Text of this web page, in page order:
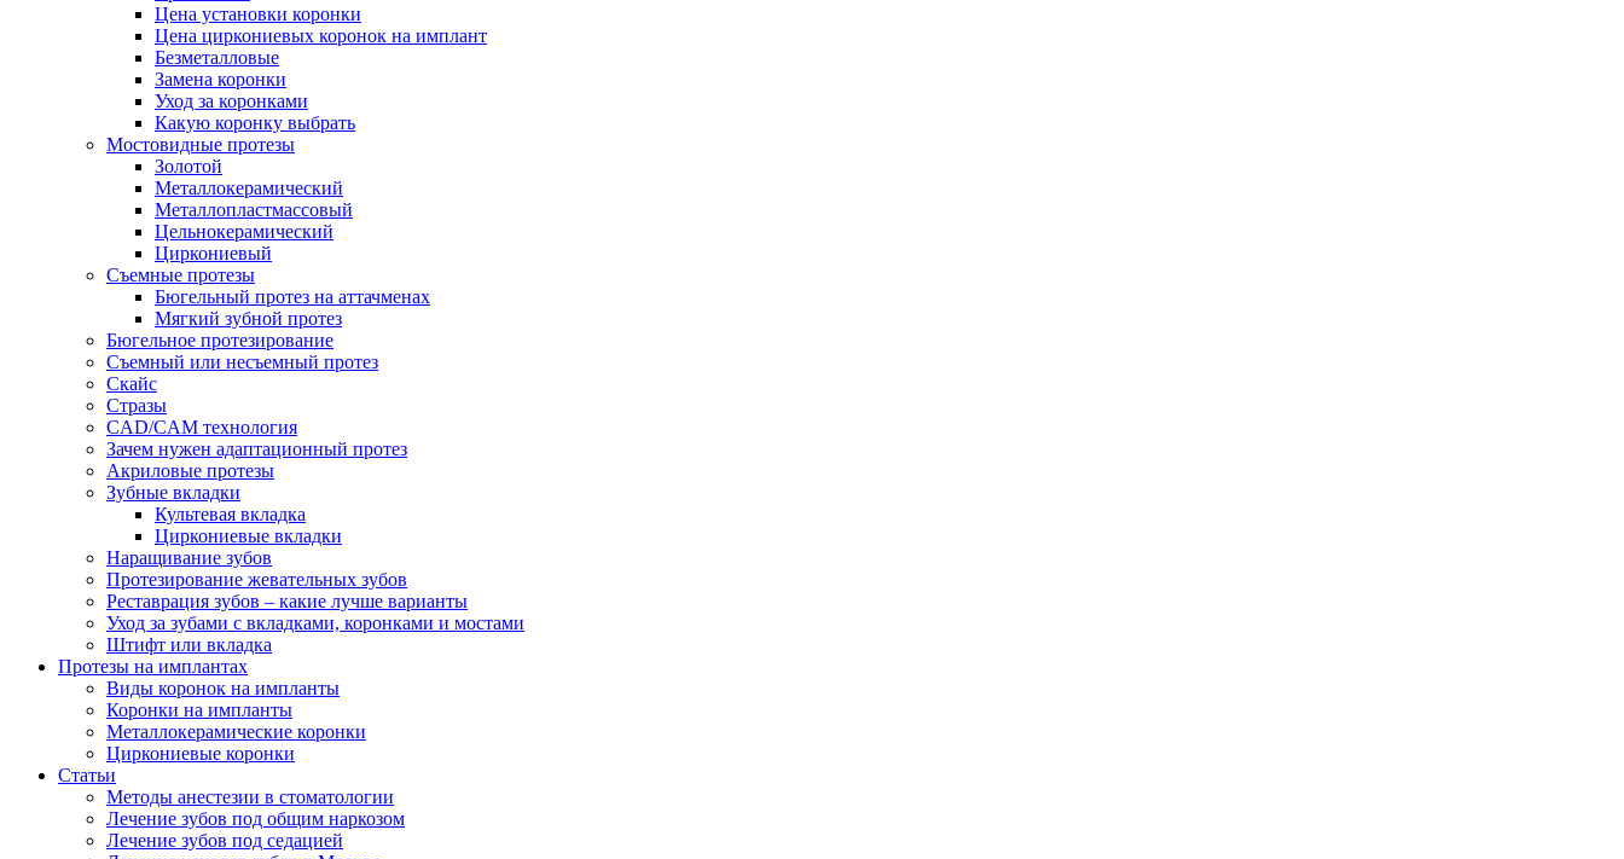
Цена установки коронки
Цена циркониевых коронок на имплант
Безметалловые
Замена коронки
Уход за коронками
Какую коронку выбрать
Мостовидные протезы
Золотой
Металлокерамический
Металлопластмассовый
Цельнокерамический
Циркониевый
Съемные протезы
Бюгельный протез на аттачменах
Мягкий зубной протез
Бюгельное протезирование
Съемный или несъемный протез
Скайс
Стразы
CAD/CAM технология
Зачем нужен адаптационный протез
Акриловые протезы
Зубные вкладки
Культевая вкладка
Циркониевые вкладки
Наращивание зубов
Протезирование жевательных зубов
Реставрация зубов – какие лучше варианты
Уход за зубами с вкладками, коронками и мостами
Штифт или вкладка
Протезы на имплантах
Виды коронок на импланты
Коронки на импланты
Металлокерамические коронки
Циркониевые коронки
Статьи
Методы анестезии в стоматологии
Лечение зубов под общим наркозом
Лечение зубов под седацией